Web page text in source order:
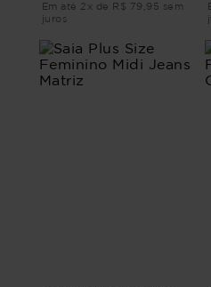
Em até 2x de R$ 79,95 sem
juros